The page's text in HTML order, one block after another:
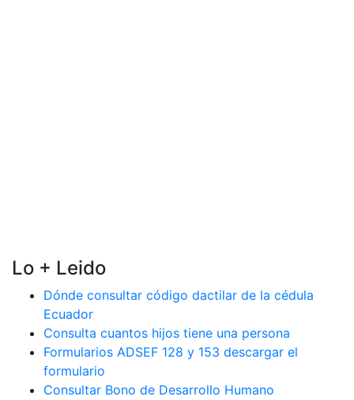
Lo + Leido
Dónde consultar código dactilar de la cédula
Ecuador
Consulta cuantos hijos tiene una persona
Formularios ADSEF 128 y 153 descargar el
formulario
Consultar Bono de Desarrollo Humano